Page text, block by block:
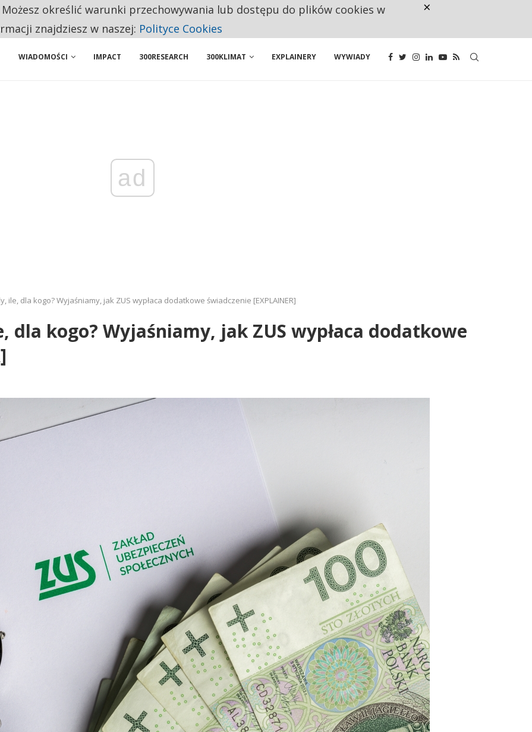
NA LIŚCIE SĄ DWA PODMIOTY Z POLSKI
WIADOMOŚCI IMPACT 300RESEARCH 300KLIMAT EXPLAINERY WYWIADY
ad
ile, dla kogo? Wyjaśniamy, jak ZUS wypłaca dodatkowe świadczenie [EXPLAINER]
dla kogo? Wyjaśniamy, jak ZUS wypłaca dodatkowe
określić warunki przechowywania lub dostępu do plików cookies w
znajdziesz w naszej: Polityce Cookies
×